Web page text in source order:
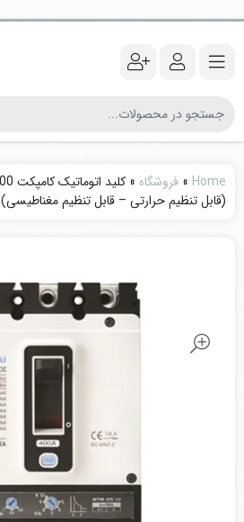
Home
» فروشگاه »
(قابل تنظیم حرارتی – قابل تنظیم مغناطیسی)